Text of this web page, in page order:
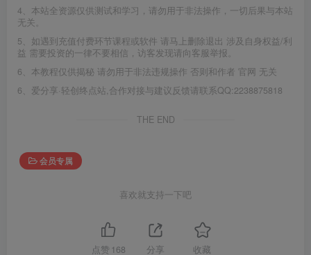
4、本站全资源仅供测试和学习，请勿用于非法操作，一切后果与本站
无关。
5、如遇到充值付费环节课程或软件 请马上删除退出 涉及自身权益/利
益 需要投资的一律不要相信，访客发现请向客服举报。
6、本教程仅供揭秘 请勿用于非法违规操作 否则和作者 官网 无关
6、爱分享·轻创终点站,合作对接与建议反馈请联系QQ:2238875818
THE END
会员专属
喜欢就支持一下吧
点赞 168 分享 收藏